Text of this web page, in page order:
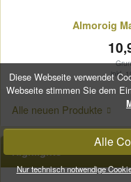
Diese Webseite verwendet
Webseite stimmen Sie dem
Alle
Nur technisch notwendige
Almoroig
inkl.
Alle neuen Produkte